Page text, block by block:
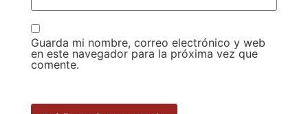
Guarda mi nombre, correo electrónico y web
en este navegador para la próxima vez que
comente.